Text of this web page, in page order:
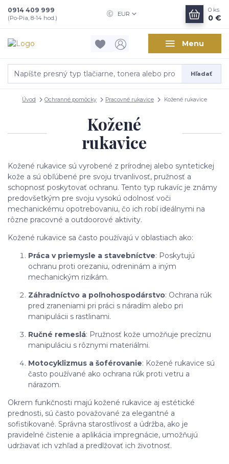
Menu
EUR
Hľadať
0914 409 999
(Po-Pia, 8-14 hod.)
0 ks
0 €
Úvod Ochranné pomôcky Pracovné rukavice Kožené rukavice
Kožené
rukavice
Kožené rukavice sú vyrobené z prírodnej alebo syntetickej
kože a sú obľúbené pre svoju trvanlivosť, pružnosť a
schopnosť poskytovať ochranu. Tento typ rukavíc je známy
predovšetkým pre svoju vysokú odolnosť voči
mechanickému opotrebovaniu, čo ich robí ideálnymi na
rôzne pracovné a outdoorové aktivity.
Kožené rukavice sa často používajú v oblastiach ako:
Práca v priemysle a stavebníctve: Poskytujú
ochranu proti orezaniu, odreninám a iným
mechanickým rizikám.
Záhradníctvo a poľnohospodárstvo: Ochrana rúk
pred zraneniami pri práci s náradím alebo pri
manipulácii s rastlinami.
Ručné remeslá: Pružnosť kože umožňuje precíznu
manipuláciu s rôznymi materiálmi.
Motocyklizmus a šoférovanie: Kožené rukavice sú
často používané ako ochrana rúk proti vetru a
nárazom.
Okrem funkčnosti majú kožené rukavice aj estétické
prednosti, sú často považované za elegantné a
sofistikované. Správna starostlivosť a údržba, ako je
pravidelné čistenie a aplikácia impregnácie, umožňujú
udržiavať ich vzhľad a predlžovať ich životnosť.